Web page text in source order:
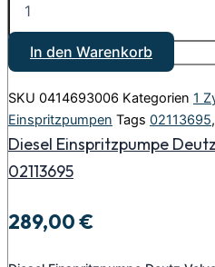
In den Warenkorb
SKU 0414693006 Kategorien 1
Einspritzpumpen Tags 02113695,
Diesel Einspritzpumpe
02113695
289,00€